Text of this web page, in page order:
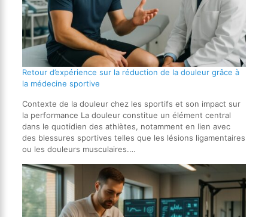
Retour d’expérience sur la réduction de la douleur grâce à
la médecine sportive
Contexte de la douleur chez les sportifs et son impact sur
la performance La douleur constitue un élément central
dans le quotidien des athlètes, notamment en lien avec
des blessures sportives telles que les lésions ligamentaires
ou les douleurs musculaires.…